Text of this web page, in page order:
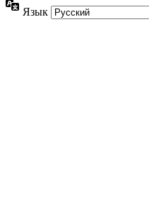
Язык